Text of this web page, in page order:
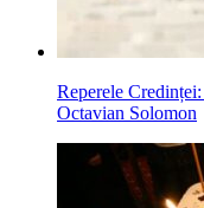
Reperele
Octavian Solomon